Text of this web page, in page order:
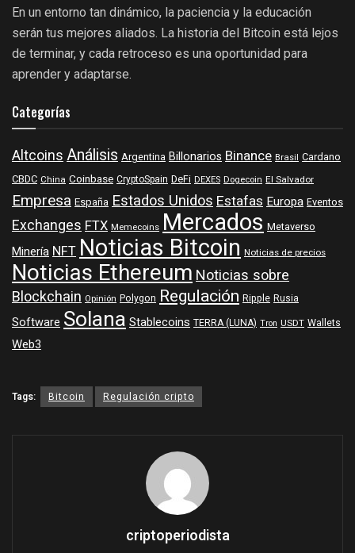
En un entorno tan dinámico, la paciencia y la educación
serán tus mejores aliados. La historia del Bitcoin está lejos
de terminar, y cada retroceso es una oportunidad para
aprender y adaptarse.
Categorías
AltcoinsAnálisis Argentina BillonariosBinance Brasil Cardano
CBDC China Coinbase CryptoSpain DeFi DEXES Dogecoin El Salvador
Empresa España Estados UnidosEstafasEuropa Eventos
ExchangesFTX Memecoins Mercados Metaverso
MineríaNFTNoticias Bitcoin Noticias de precios
Noticias EthereumNoticias sobre
Blockchain Opinión Polygon Regulación Ripple Rusia
SoftwareSolanaStablecoins TERRA (LUNA) Tron USDT Wallets
Web3
Tags: Bitcoin Regulación cripto
criptoperiodista